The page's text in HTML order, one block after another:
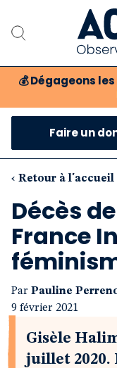
💰 Dégageons
Notre
Faire un
‹ Retour à l'accueil
Décès
France
Par Pauline
9 février 2021
Gisèle
juillet 2020.